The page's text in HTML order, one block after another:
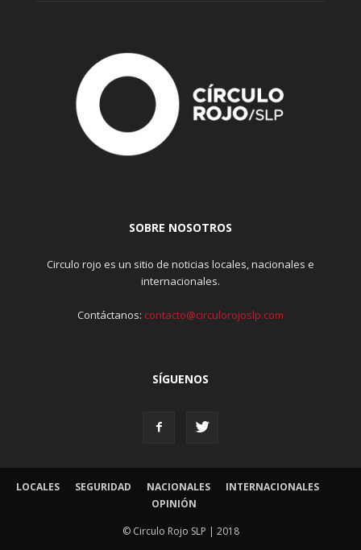
SOBRE NOSOTROS
Circulo rojo es un sitio de noticias locales, nacionales e
internacionales.
Contáctanos: contacto@circulorojoslp.com
SÍGUENOS
LOCALES SEGURIDAD NACIONALES
INTERNACIONALES
OPINIÓN
© Circulo Rojo SLP | 2018